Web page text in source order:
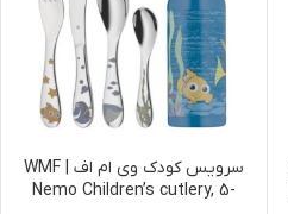
سرویس کودک وی ام اف | WMF
Nemo Children’s cutlery, 5-